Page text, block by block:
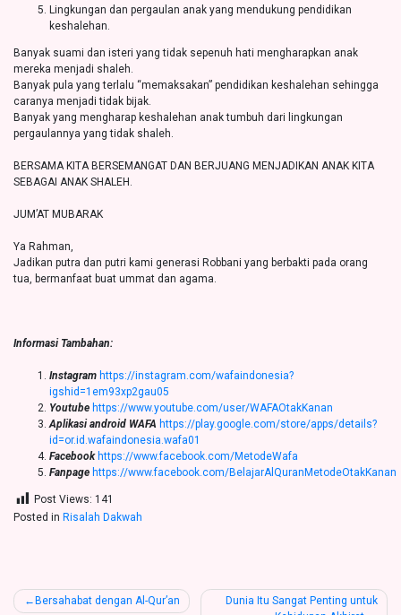
Lingkungan dan pergaulan anak yang mendukung pendidikan
keshalehan.
Banyak suami dan isteri yang tidak sepenuh hati mengharapkan anak
mereka menjadi shaleh.
Banyak pula yang terlalu “memaksakan” pendidikan keshalehan sehingga
caranya menjadi tidak bijak.
Banyak yang mengharap keshalehan anak tumbuh dari lingkungan
pergaulannya yang tidak shaleh.
BERSAMA KITA BERSEMANGAT DAN BERJUANG MENJADIKAN ANAK KITA
SEBAGAI ANAK SHALEH.
JUM’AT MUBARAK
Ya Rahman,
Jadikan putra dan putri kami generasi Robbani yang berbakti pada orang
tua, bermanfaat buat ummat dan agama.
Informasi Tambahan:
Instagram https://instagram.com/wafaindonesia?
igshid=1em93xp2gau05
Youtube https://www.youtube.com/user/WAFAOtakKanan
Aplikasi android WAFA https://play.google.com/store/apps/details?
id=or.id.wafaindonesia.wafa01
Facebook https://www.facebook.com/MetodeWafa
Fanpage https://www.facebook.com/BelajarAlQuranMetodeOtakKanan
Post Views: 141
Posted in Risalah Dakwah
PostBersahabat dengan Al-Qur’an
Dunia Itu Sangat Penting untuk